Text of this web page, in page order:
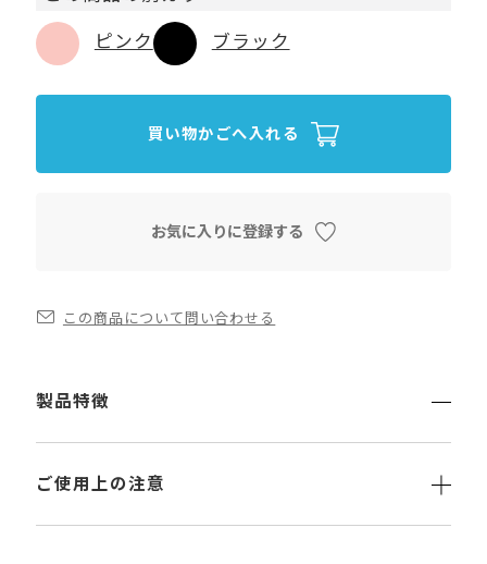
買い物かごへ入れる
お気に入りに登録する
この商品について問い合わせる
製品特徴
ご使用上の注意
ピンク ブラック